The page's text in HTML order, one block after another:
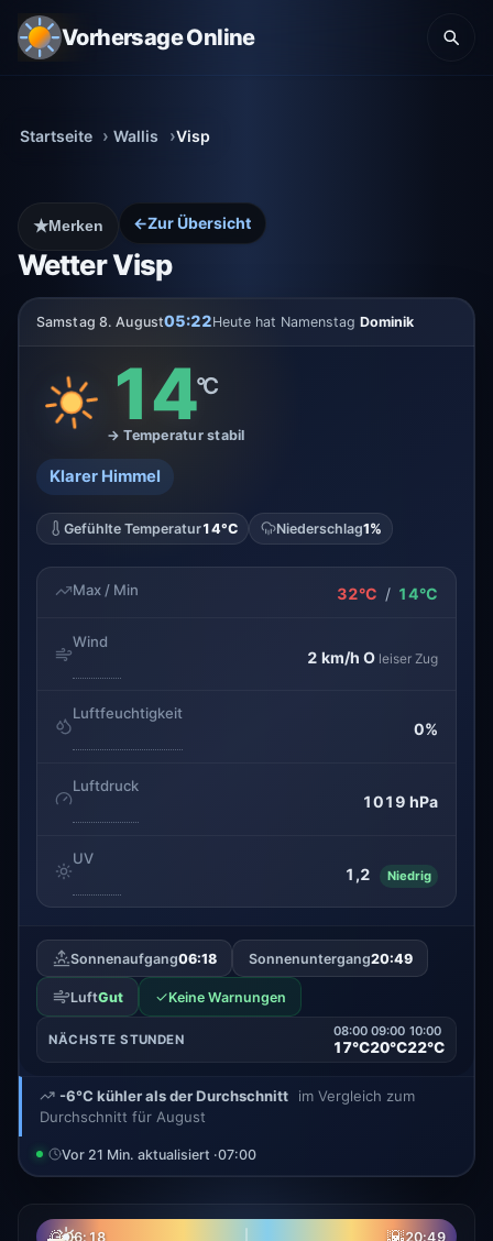
Vorhersage Online
Startseite Wallis Visp
←Zur Übersicht
Wetter Visp
★Merken
Samstag 8. August05:22Heute hat NamenstagDominik
14°C
→ Temperatur stabil
Klarer Himmel
Gefühlte Temperatur14°C Niederschlag1%
Max / Min 32°C / 14°C
Wind
2 km/h O leiser Zug
Luftfeuchtigkeit
0%
Luftdruck
1019 hPa
UV
1,2 Niedrig
Sonnenaufgang06:18 Sonnenuntergang20:49
LuftGut ✓Keine Warnungen
NÄCHSTE STUNDEN
08:00
17°C
09:00
20°C
10:00
22°C
-6°C kühler als der Durchschnitt
im Vergleich zum
Durchschnitt für August
Vor 21 Min. aktualisiert ·07:00
🌅06:18 🌇20:49